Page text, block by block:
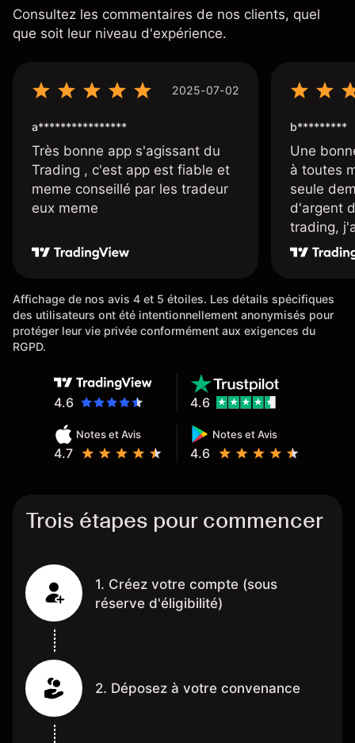
Consultez les commentaires de nos clients, quel
que soit leur niveau d'expérience.
2025-07-02
a****************
Très bonne app s'agissant du
Trading , c'est app est fiable et
meme conseillé par les tradeur
eux meme
b*********
Une
à toutes
seule
d'argent
trading,
une carte
Affichage de nos avis 4 et 5 étoiles. Les détails spécifiques
des utilisateurs ont été intentionnellement anonymisés pour
protéger leur vie privée conformément aux exigences du
RGPD.
4.6
Notes et Avis
4.7
Notes et Avis
4.6
4.6
Trois étapes pour commencer
1. Créez votre compte (sous
réserve d'éligibilité)
2. Déposez à votre convenance